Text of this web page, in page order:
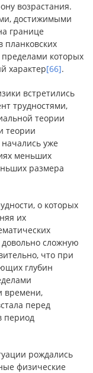
возрастания.
достижимыми
границе
планковских
которых
характер[66].
встретились
трудностями,
теории
теории
уже
меньших
размера
о которых
их
сложную
что при
глубин
времени,
перед
период
рождались
физические